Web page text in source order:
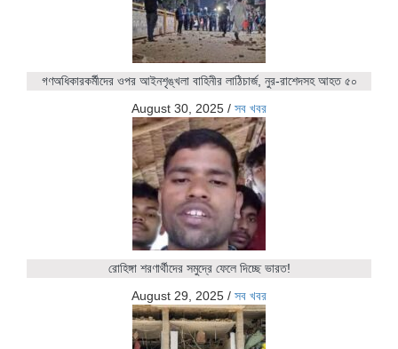
গণঅধিকারকর্মীদের ওপর আইনশৃঙ্খলা বাহিনীর লাঠিচার্জ, নুর-রাশেদসহ আহত ৫০
August 30, 2025 / সব খবর
রোহিঙ্গা শরণার্থীদের সমুদ্রে ফেলে দিচ্ছে ভারত!
August 29, 2025 / সব খবর